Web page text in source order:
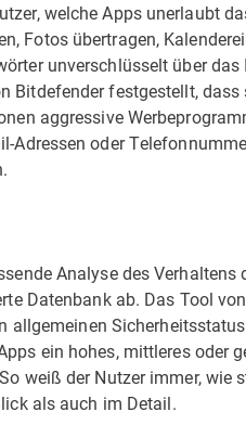
welche Apps unerlaubt
Fotos übertragen,
unverschlüsselt über
Bitdefender festgestellt,
aggressive
Adressen oder
Analyse des
Datenbank ab. Das Tool
ein hohes, mittleres oder
weiß der Nutzer immer,
als auch im Detail.